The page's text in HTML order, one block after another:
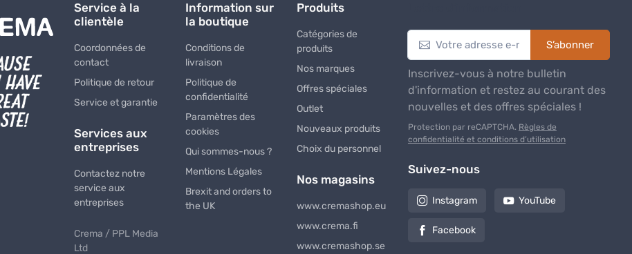
Service à la
clientèle
Coordonnées de
contact
Politique de retour
Service et garantie
Services aux
entreprises
Contactez notre
service aux
entreprises
Crema / PPL Media
Ltd
Information sur
la boutique
Conditions de
livraison
Politique de
confidentialité
Paramètres des
cookies
Qui sommes-nous ?
Mentions Légales
Brexit and orders to
the UK
Produits
Catégories de
produits
Nos marques
Offres spéciales
Outlet
Nouveaux produits
Choix du personnel
Nos magasins
www.cremashop.eu
www.crema.fi
www.cremashop.se
S’abonner
Inscrivez-vous à notre bulletin
d'information et restez au courant des
nouvelles et des offres spéciales !
Protection par reCAPTCHA. Règles de
confidentialité et conditions d’utilisation
Suivez-nous
Instagram YouTube
Facebook